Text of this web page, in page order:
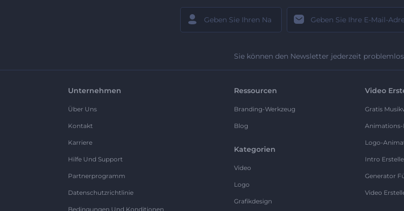
Sie können den Newsletter jederzeit
Unternehmen
Über Uns
Kontakt
Karriere
Hilfe Und Support
Partnerprogramm
Datenschutzrichtlinie
Bedingungen Und Konditionen
Ressourcen
Branding-Werkzeug
Blog
Kategorien
Video
Logo
Grafikdesign
Video
Gratis
Animations-
Logo-
Intro
Generator
Video